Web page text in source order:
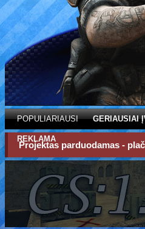
POPULIARIAUSI GERIAUSIAI
REKLAMA
Projektas parduodamas -